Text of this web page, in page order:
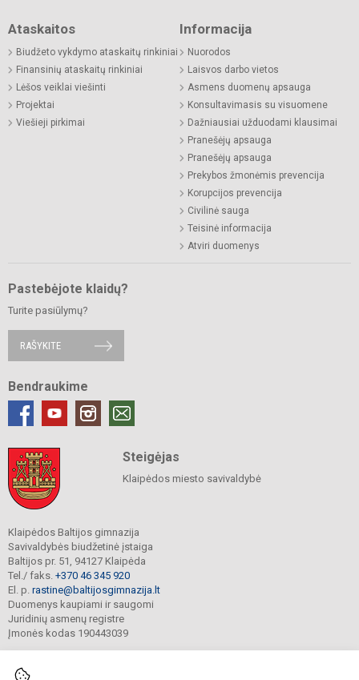
Ataskaitos
Biudžeto vykdymo ataskaitų rinkiniai
Finansinių ataskaitų rinkiniai
Lėšos veiklai viešinti
Projektai
Viešieji pirkimai
Informacija
Nuorodos
Laisvos darbo vietos
Asmens duomenų apsauga
Konsultavimasis su visuomene
Dažniausiai užduodami klausimai
Pranešėjų apsauga
Pranešėjų apsauga
Prekybos žmonėmis prevencija
Korupcijos prevencija
Civilinė sauga
Teisinė informacija
Atviri duomenys
Pastebėjote klaidų?
Turite pasiūlymų?
RAŠYKITE
Bendraukime
Steigėjas
Klaipėdos miesto savivaldybė
Klaipėdos Baltijos gimnazija
Savivaldybės biudžetinė įstaiga
Baltijos pr. 51, 94127 Klaipėda
Tel./ faks. +370 46 345 920
El. p. rastine@baltijosgimnazija.lt
Duomenys kaupiami ir saugomi
Juridinių asmenų registre
Įmonės kodas 190443039